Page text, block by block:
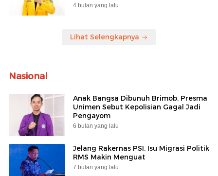
4 bulan yang lalu
Lihat Selengkapnya
Nasional
Anak Bangsa Dibunuh Brimob, Presma
Unimen Sebut Kepolisian Gagal Jadi
Pengayom
6 bulan yang lalu
Jelang Rakernas PSI, Isu Migrasi Politik
RMS Makin Menguat
7 bulan yang lalu